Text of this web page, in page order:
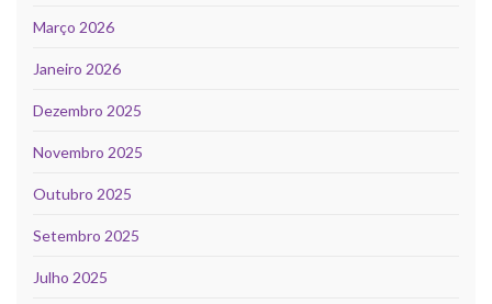
Março 2026
Janeiro 2026
Dezembro 2025
Novembro 2025
Outubro 2025
Setembro 2025
Julho 2025